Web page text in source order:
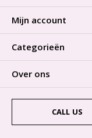
Mijn account
Categorieën
Over ons
CALL US